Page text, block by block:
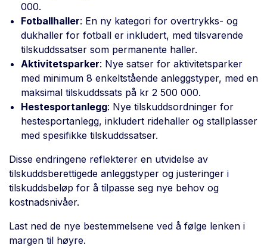
000.
Fotballhaller: En ny kategori for overtrykks- og
dukhaller for fotball er inkludert, med tilsvarende
tilskuddssatser som permanente haller.
Aktivitetsparker: Nye satser for aktivitetsparker
med minimum 8 enkeltstående anleggstyper, med en
maksimal tilskuddssats på kr 2 500 000.
Hestesportanlegg: Nye tilskuddsordninger for
hestesportanlegg, inkludert ridehaller og stallplasser
med spesifikke tilskuddssatser.
Disse endringene reflekterer en utvidelse av
tilskuddsberettigede anleggstyper og justeringer i
tilskuddsbeløp for å tilpasse seg nye behov og
kostnadsnivåer.
Last ned de nye bestemmelsene ved å følge lenken i
margen til høyre.